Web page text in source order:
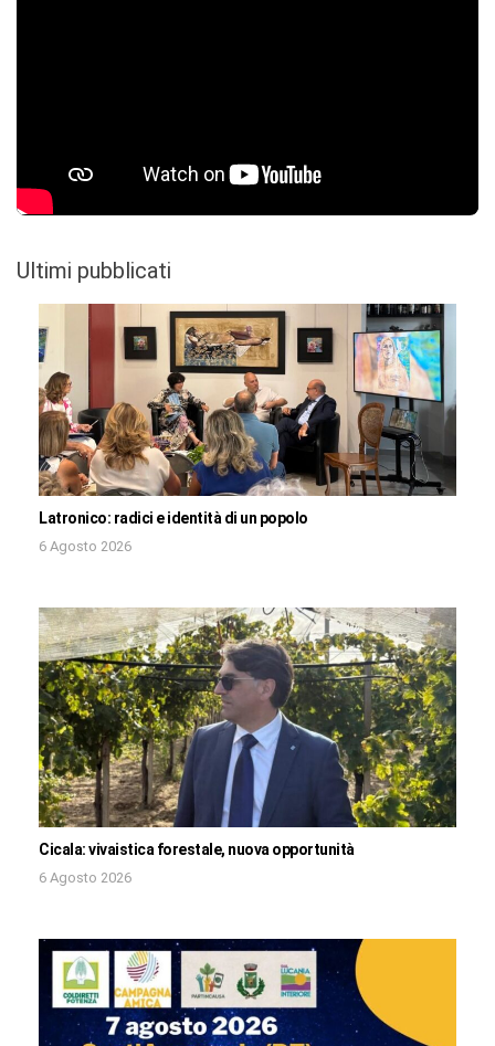
Ultimi pubblicati
Latronico: radici e identità di un popolo
6 Agosto 2026
Cicala: vivaistica forestale, nuova opportunità
6 Agosto 2026